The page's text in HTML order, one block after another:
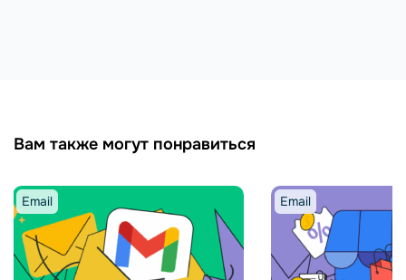
Вам также могут понравиться
Email Email